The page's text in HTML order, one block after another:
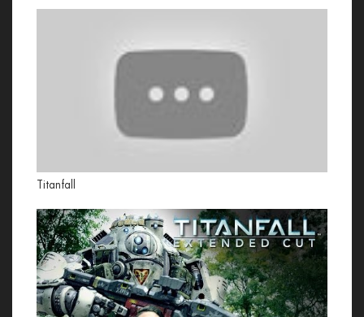
Titanfall